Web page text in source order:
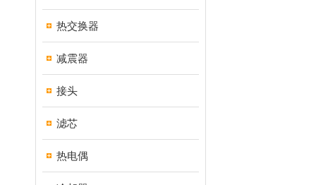
热交换器
减震器
接头
滤芯
热电偶